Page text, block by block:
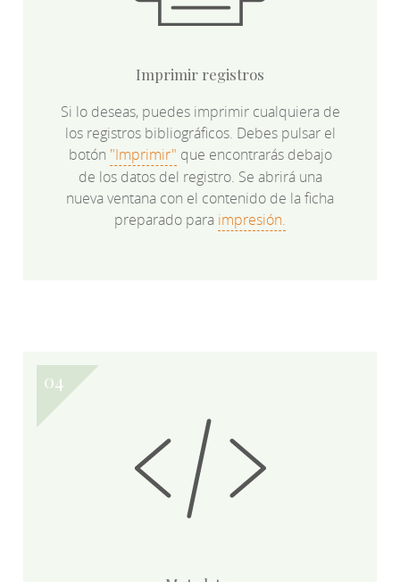
Imprimir registros
Si lo deseas, puedes imprimir cualquiera de
los registros bibliográficos. Debes pulsar el
botón "Imprimir" que encontrarás debajo
de los datos del registro. Se abrirá una
nueva ventana con el contenido de la ficha
preparado para impresión.